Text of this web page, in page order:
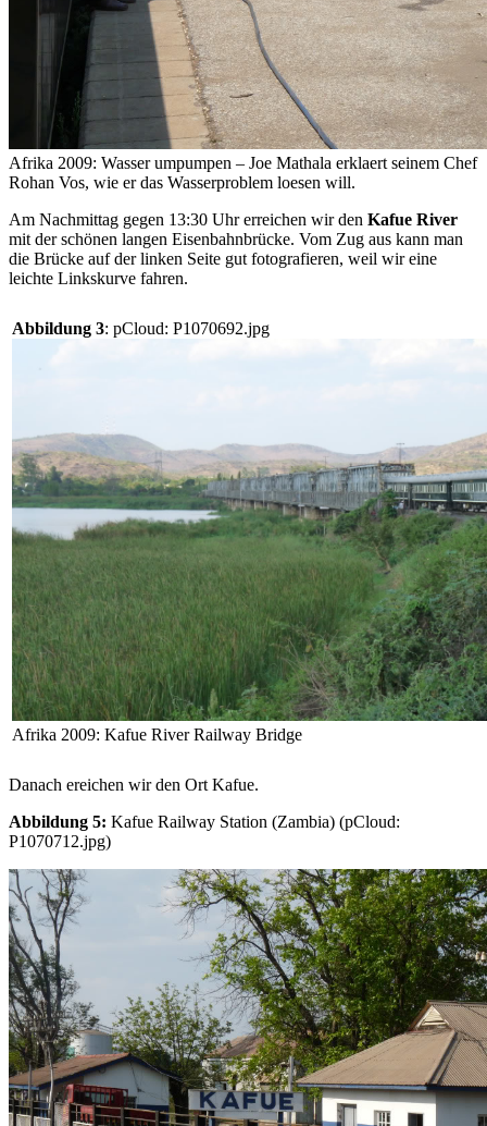
Afrika 2009: Wasser umpumpen – Joe Mathala erklaert seinem Chef
Rohan Vos, wie er das Wasserproblem loesen will.
Am Nachmittag gegen 13:30 Uhr erreichen wir den Kafue River
mit der schönen langen Eisenbahnbrücke. Vom Zug aus kann man
die Brücke auf der linken Seite gut fotografieren, weil wir eine
leichte Linkskurve fahren.
Abbildung 3: pCloud: P1070692.jpg
Afrika 2009: Kafue River Railway Bridge
Danach ereichen wir den Ort Kafue.
Abbildung 5: Kafue Railway Station (Zambia) (pCloud:
P1070712.jpg)